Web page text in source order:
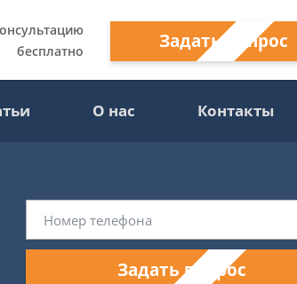
бесплатно
Задать вопрос
О нас Контакты
Задать вопрос